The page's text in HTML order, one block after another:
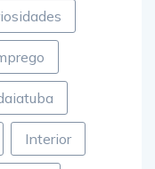
Interior